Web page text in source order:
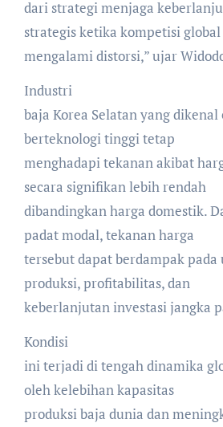
dari strategi menjaga
strategis ketika kompetisi global
mengalami distorsi,” ujar
Industri
baja Korea Selatan yang dikenal
berteknologi tinggi tetap
menghadapi tekanan akibat
secara signifikan lebih rendah
dibandingkan harga domestik.
padat modal, tekanan harga
tersebut dapat berdampak
produksi, profitabilitas, dan
keberlanjutan investasi jangka
Kondisi
ini terjadi di tengah dinamika
oleh kelebihan kapasitas
produksi baja dunia dan